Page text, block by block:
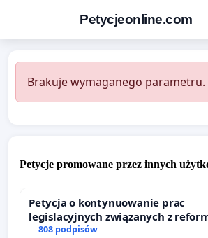
Petycjeonline.com
Brakuje wymaganego
Petycje promowane przez innych
Petycja o kontynuowanie prac
legislacyjnych związanych z
prawa rodzinnego
808 podpisów